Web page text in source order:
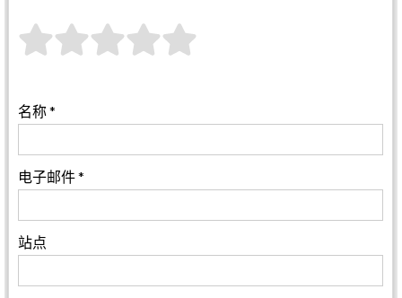
名称*
电子邮件*
站点